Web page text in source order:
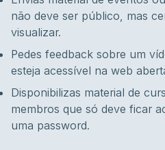
não deve ser público, mas
visualizar.
Pedes feedback sobre um
esteja acessível na web
Disponibilizas material de
membros que só deve ficar
uma password.